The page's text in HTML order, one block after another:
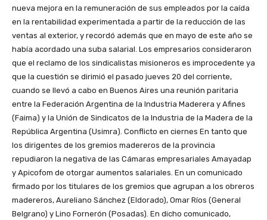
nueva mejora en la remuneración de sus empleados por la caída
en la rentabilidad experimentada a partir de la reducción de las
ventas al exterior, y recordó además que en mayo de este año se
había acordado una suba salarial. Los empresarios consideraron
que el reclamo de los sindicalistas misioneros es improcedente ya
que la cuestión se dirimió el pasado jueves 20 del corriente,
cuando se llevó a cabo en Buenos Aires una reunión paritaria
entre la Federación Argentina de la Industria Maderera y Afines
(Faima) y la Unión de Sindicatos de la Industria de la Madera de la
República Argentina (Usimra). Conflicto en ciernes En tanto que
los dirigentes de los gremios madereros de la provincia
repudiaron la negativa de las Cámaras empresariales Amayadap
y Apicofom de otorgar aumentos salariales. En un comunicado
firmado por los titulares de los gremios que agrupan a los obreros
madereros, Aureliano Sánchez (Eldorado), Omar Ríos (General
Belgrano) y Lino Fornerón (Posadas). En dicho comunicado,